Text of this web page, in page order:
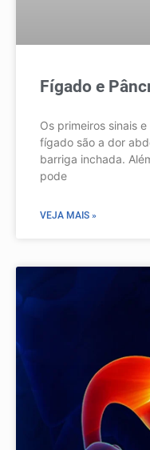
Fígado e
Os primeiros sinais
fígado são a dor
barriga inchada.
pode
VEJA MAIS »